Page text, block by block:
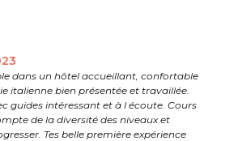
dans un hôtel accueillant, confortable
italienne bien présentée et travaillée.
guides intéressant et à l écoute. Cours
de la diversité des niveaux et
Tes belle première expérience